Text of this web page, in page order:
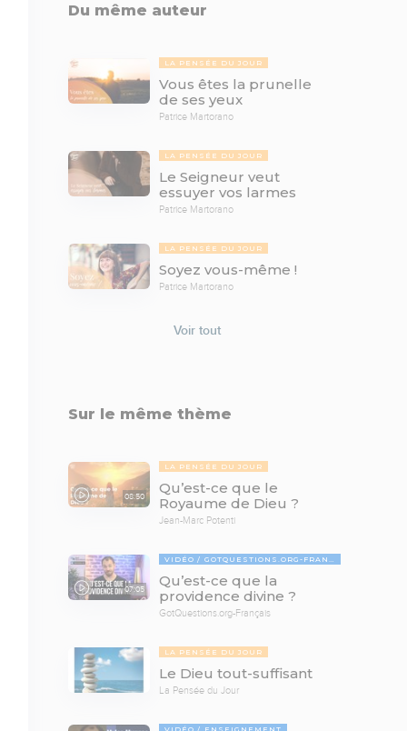
Du même auteur
LA PENSÉE DU JOUR
Vous êtes la prunelle
de ses yeux
Patrice Martorano
LA PENSÉE DU JOUR
Le Seigneur veut
essuyer vos larmes
Patrice Martorano
LA PENSÉE DU JOUR
Soyez vous-même !
Patrice Martorano
Voir tout
Sur le même thème
08:50
LA PENSÉE DU JOUR
Qu’est-ce que le
Royaume de Dieu ?
Jean-Marc Potenti
07:05
VIDÉO GOTQUESTIONS.ORG-FRANÇAIS
Qu’est-ce que la
providence divine ?
GotQuestions.org-Français
LA PENSÉE DU JOUR
Le Dieu tout-suffisant
La Pensée du Jour
VIDÉO ENSEIGNEMENT